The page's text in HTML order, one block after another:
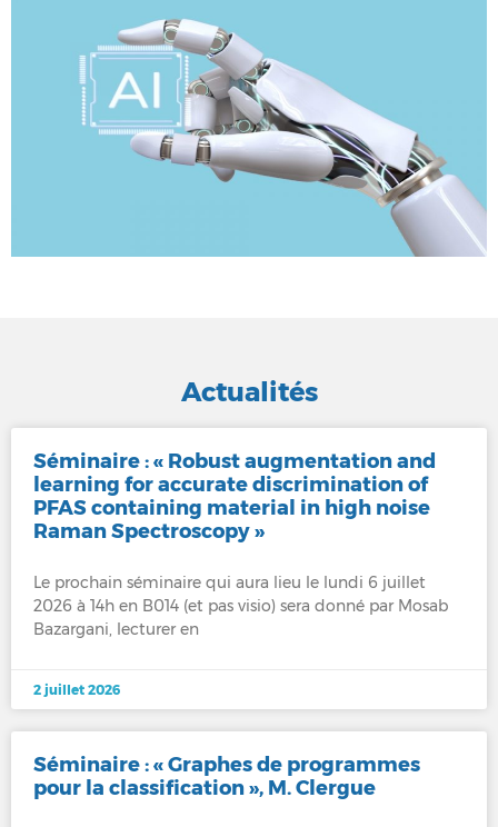
Découvrir le groupe
Actualités
Séminaire : « Robust augmentation and
learning for accurate discrimination of
PFAS containing material in high noise
Raman Spectroscopy »
Le prochain séminaire qui aura lieu le lundi 6 juillet
2026 à 14h en B014 (et pas visio) sera donné par Mosab
Bazargani, lecturer en
2 juillet 2026
Séminaire : « Graphes de programmes
pour la classification », M. Clergue